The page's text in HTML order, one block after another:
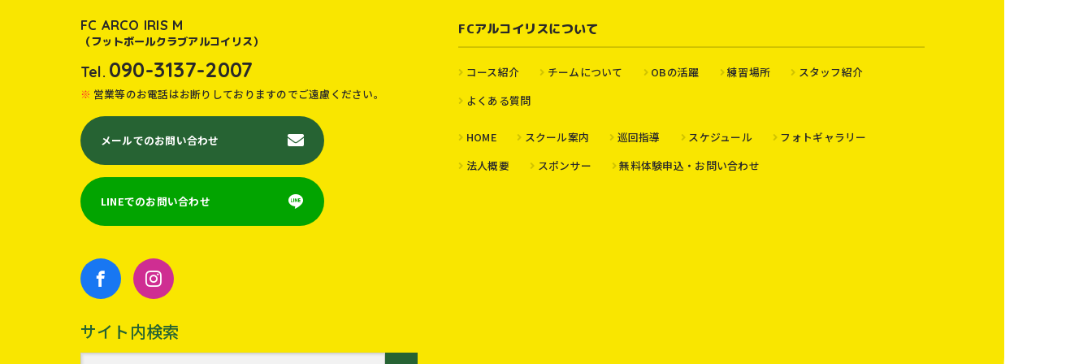
FC ARCO IRIS M
（フットボールクラブアルコイリス）
Tel. 090-3137-2007
営業等のお電話はお断りしておりますのでご遠慮ください。
メールでのお問い合わせ
LINEでのお問い合わせ
サイト内検索
FCアルコイリスについて
コース紹介 チームについて OBの活躍 練習場所
スタッフ紹介
よくある質問
HOME スクール案内 巡回指導 スケジュール
フォトギャラリー
法人概要
スポンサー 無料体験申込・お問い合わせ